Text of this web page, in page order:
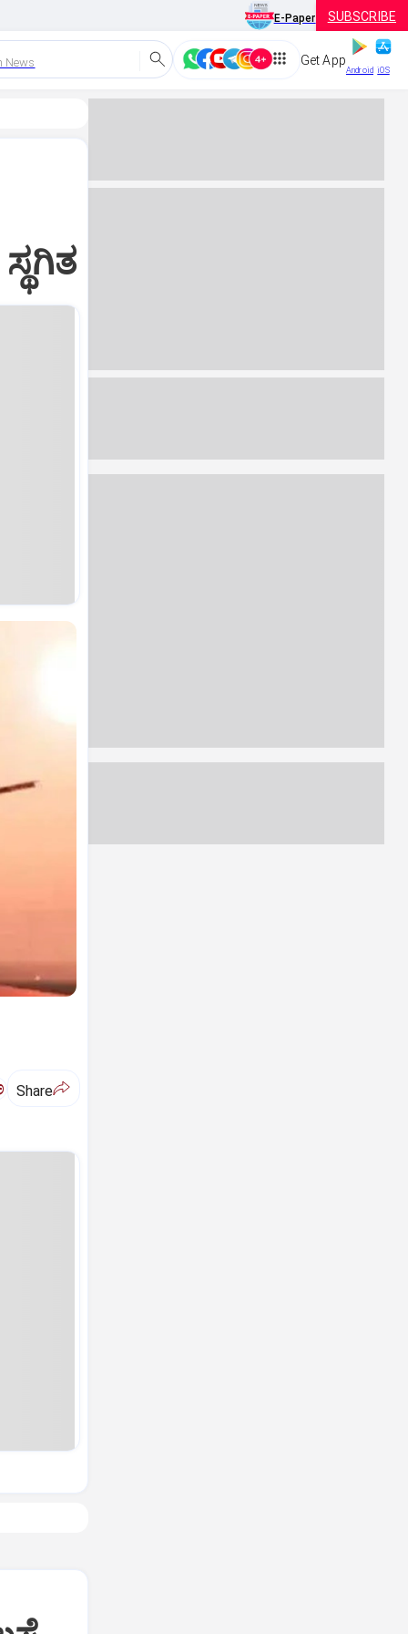
E-Paper SUBSCRIBE
News Get App
Android iOS
Share